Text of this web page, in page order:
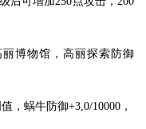
博物馆，高丽探索防御
，蜗牛防御+3,0/10000，